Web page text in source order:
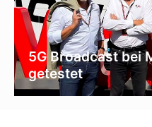
5G Broadcast bei
getestet